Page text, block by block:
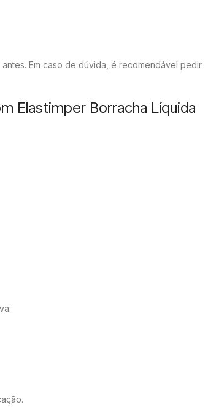
Em caso de dúvida, é recomendável pedir
Elastimper Borracha Líquida